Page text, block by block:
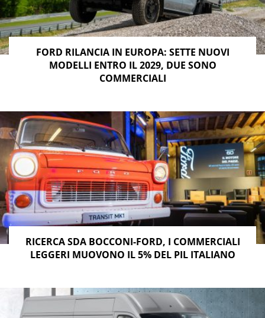
FORD RILANCIA IN EUROPA: SETTE NUOVI
MODELLI ENTRO IL 2029, DUE SONO
COMMERCIALI
RICERCA SDA BOCCONI-FORD, I COMMERCIALI
LEGGERI MUOVONO IL 5% DEL PIL ITALIANO